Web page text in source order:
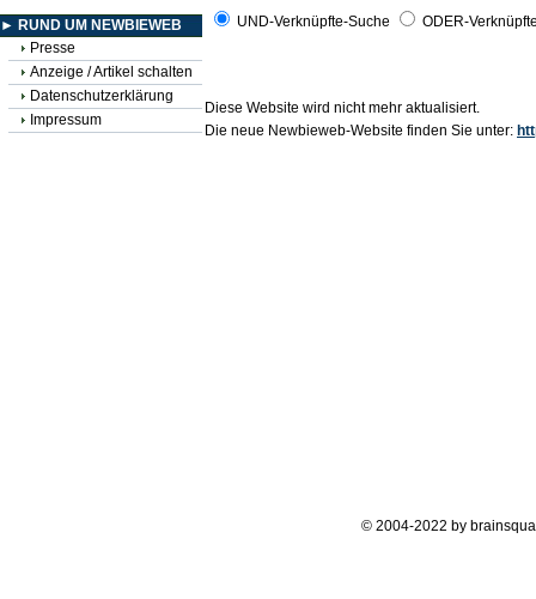
► RUND UM NEWBIEWEB
Presse
Anzeige / Artikel schalten
Datenschutzerklärung
Impressum
UND-Verknüpfte-Suche ODER-
Diese Website wird nicht mehr aktualisiert.
Die neue Newbieweb-Website finden Sie unter:
© 2004-2022 by